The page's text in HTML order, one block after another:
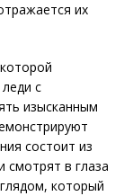
их
с
изысканным
состоит из
смотрят в глаза
который